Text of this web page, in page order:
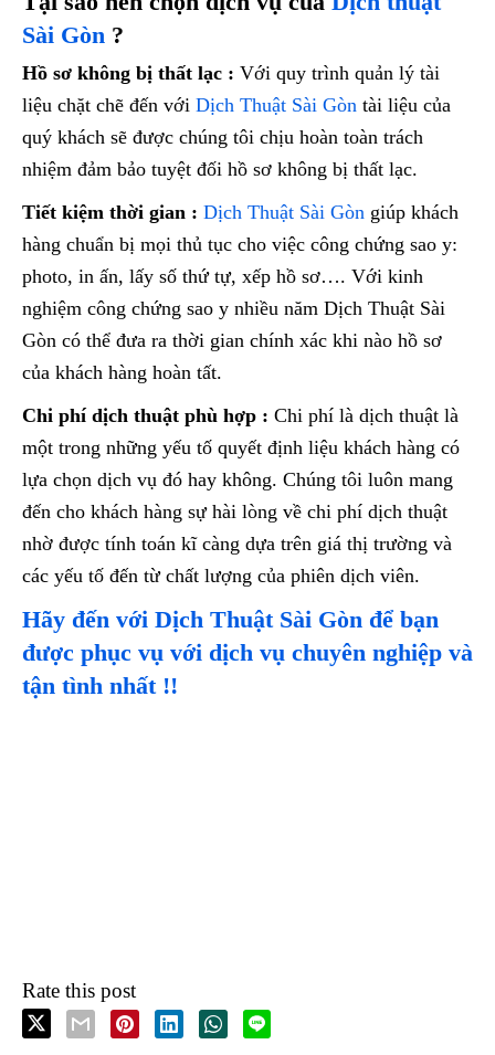
Sài Gòn ?
Hồ sơ không bị thất lạc : Với quy trình quản lý tài
liệu chặt chẽ đến với Dịch Thuật Sài Gòn tài liệu của
quý khách sẽ được chúng tôi chịu hoàn toàn trách
nhiệm đảm bảo tuyệt đối hồ sơ không bị thất lạc.
Tiết kiệm thời gian : Dịch Thuật Sài Gòn giúp khách
hàng chuẩn bị mọi thủ tục cho việc công chứng sao y:
photo, in ấn, lấy số thứ tự, xếp hồ sơ…. Với kinh
nghiệm công chứng sao y nhiều năm Dịch Thuật Sài
Gòn có thể đưa ra thời gian chính xác khi nào hồ sơ
của khách hàng hoàn tất.
Chi phí dịch thuật phù hợp : Chi phí là dịch thuật là
một trong những yếu tố quyết định liệu khách hàng có
lựa chọn dịch vụ đó hay không. Chúng tôi luôn mang
đến cho khách hàng sự hài lòng về chi phí dịch thuật
nhờ được tính toán kĩ càng dựa trên giá thị trường và
các yếu tố đến từ chất lượng của phiên dịch viên.
Hãy đến với Dịch Thuật Sài Gòn để bạn
được phục vụ với dịch vụ chuyên nghiệp và
tận tình nhất !!
Rate this post